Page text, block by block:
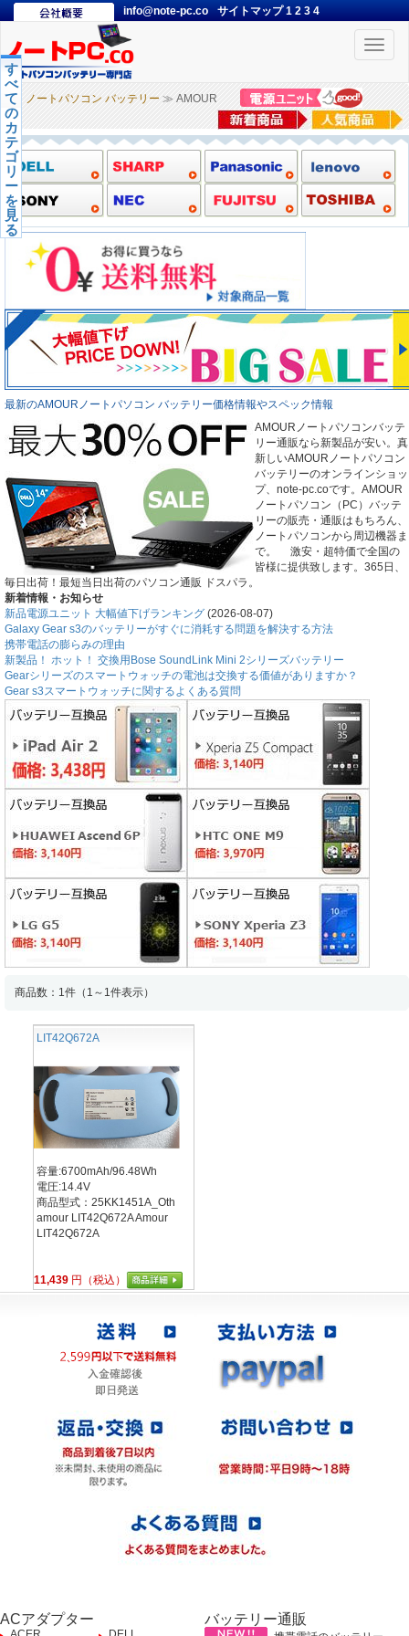
info@note-pc.co サイトマップ1 2 3 4
Toggle
ノートパソコン バッテリー ≫ AMOUR
す
べ
て
の
カ
テ
ゴ
リ
ー
を
見
る
最新のAMOURノートパソコン バッテリー価格情報やスペック情報
AMOURノートパソコンバッテ
リー通販なら新製品が安い。真
新しいAMOURノートパソコン
バッテリーのオンラインショッ
プ、note-pc.coです。AMOUR
ノートパソコン（PC）バッテ
リーの販売・通販はもちろん、
ノートパソコンから周辺機器ま
で。 激安・超特価で全国の
皆様に提供致します。365日、
毎日出荷！最短当日出荷のパソコン通販 ドスパラ。
新着情報・お知らせ
新品電源ユニット 大幅値下げランキング (2026-08-07)
Galaxy Gear s3のバッテリーがすぐに消耗する問題を解決する方法
携帯電話の膨らみの理由
新製品！ ホット！ 交換用Bose SoundLink Mini 2シリーズバッテリー
Gearシリーズのスマートウォッチの電池は交換する価値がありますか？
Gear s3スマートウォッチに関するよくある質問
商品数：1件（1～1件表示）
LIT42Q672A
容量:6700mAh/96.48Wh
電圧:14.4V
商品型式：25KK1451A_Oth
amour LIT42Q672A Amour
LIT42Q672A
11,439 円（税込）
ACアダプター バッテリー通販